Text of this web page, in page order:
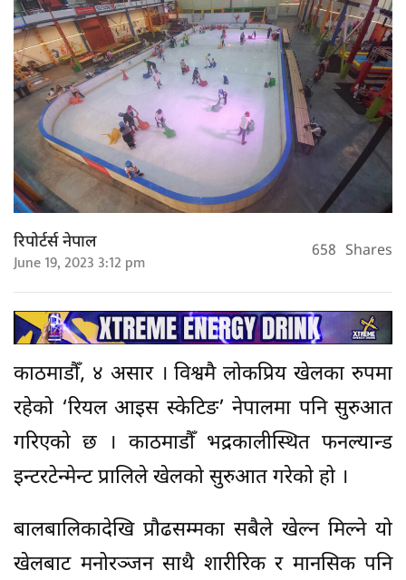
रिपोर्टर्स नेपाल
June 19, 2023 3:12 pm 658 Shares
काठमाडौँ, ४ असार । विश्वमै लोकप्रिय खेलका रुपमा
रहेको ‘रियल आइस स्केटिङ’ नेपालमा पनि सुरुआत
गरिएको छ । काठमाडौँ भद्रकालीस्थित फनल्यान्ड
इन्टरटेन्मेन्ट प्रालिले खेलको सुरुआत गरेको हो ।
बालबालिकादेखि प्रौढसम्मका सबैले खेल्न मिल्ने यो
खेलबाट मनोरञ्जन साथै शारीरिक र मानसिक पनि